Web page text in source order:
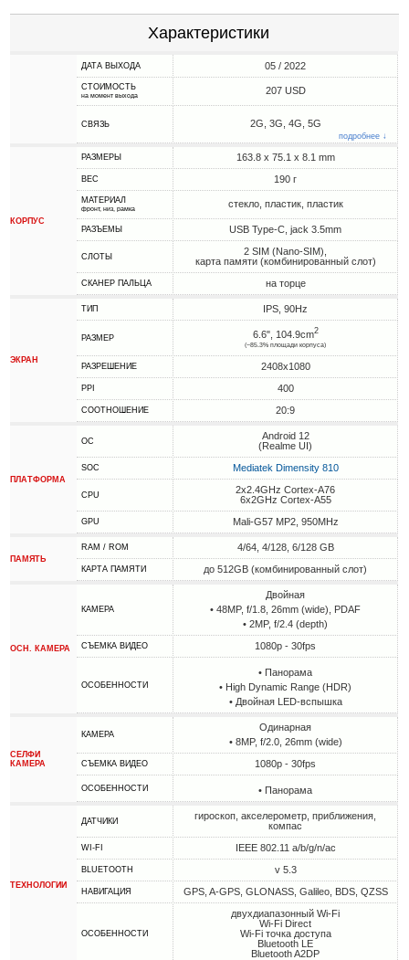
Характеристики
ДАТА ВЫХОДА 05 / 2022
СТОИМОСТЬ
на момент выхода 207 USD
СВЯЗЬ 2G, 3G, 4G, 5G
подробнее ↓
КОРПУС
РАЗМЕРЫ 163.8 x 75.1 x 8.1 mm
ВЕС 190 г
МАТЕРИАЛ
фронт, низ, рамка стекло, пластик, пластик
РАЗЪЕМЫ USB Type-C, jack 3.5mm
СЛОТЫ
2 SIM (Nano-SIM),
карта памяти (комбинированный слот)
СКАНЕР ПАЛЬЦА на торце
ЭКРАН
ТИП IPS, 90Hz
РАЗМЕР 6.6", 104.9cm2
(~85.3% площади корпуса)
РАЗРЕШЕНИЕ 2408x1080
PPI 400
СООТНОШЕНИЕ 20:9
ПЛАТФОРМА
ОС
Android 12
(Realme UI)
SOC Mediatek Dimensity 810
CPU
2x2.4GHz Cortex-A76
6x2GHz Cortex-A55
GPU Mali-G57 MP2, 950MHz
ПАМЯТЬ
RAM / ROM 4/64, 4/128, 6/128 GB
КАРТА ПАМЯТИ до 512GB (комбинированный слот)
ОСН. КАМЕРА
КАМЕРА
Двойная
• 48MP, f/1.8, 26mm (wide), PDAF
• 2MP, f/2.4 (depth)
СЪЕМКА ВИДЕО 1080p - 30fps
ОСОБЕННОСТИ
• Панорама
• High Dynamic Range (HDR)
• Двойная LED-вспышка
СЕЛФИ
КАМЕРА
КАМЕРА
Одинарная
• 8MP, f/2.0, 26mm (wide)
СЪЕМКА ВИДЕО 1080p - 30fps
ОСОБЕННОСТИ • Панорама
ТЕХНОЛОГИИ
ДАТЧИКИ
гироскоп, акселерометр, приближения,
компас
WI-FI IEEE 802.11 a/b/g/n/ac
BLUETOOTH v 5.3
НАВИГАЦИЯ GPS, A-GPS, GLONASS, Galileo, BDS, QZSS
ОСОБЕННОСТИ
двухдиапазонный Wi-Fi
Wi-Fi Direct
Wi-Fi точка доступа
Bluetooth LE
Bluetooth A2DP